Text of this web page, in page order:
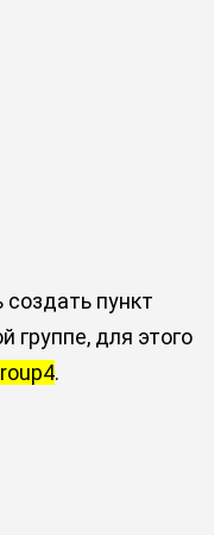
пункт
группе, для этого
.